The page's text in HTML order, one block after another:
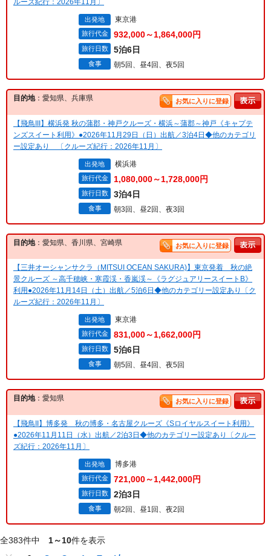
ルーズ紀行：2026年11月〕
出発地 東京港
旅行代金 932,000～1,864,000円
旅行日数 5泊6日
食事 朝5回、昼4回、夜5回
目的地：愛知県、兵庫県 お気に入りに登録
【飛鳥III】横浜発 秋の蒲郡・神戸クルーズ・横浜～蒲郡～神戸《キャプテ
ンズスイート利用》●2026年11月29日（日）出航／3泊4日◆他のカテゴリ
ー設定あり 〔クルーズ紀行：2026年11月〕
出発地 横浜港
旅行代金 1,080,000～1,728,000円
旅行日数 3泊4日
食事 朝3回、昼2回、夜3回
目的地：愛知県、香川県、宮崎県 お気に入りに登録
【三井オーシャンサクラ（MITSUI OCEAN SAKURA)】東京発着 秋の絶
景クルーズ ～高千穂峡・寒霞渓・香嵐渓～《ラグジュアリースイートB》
利用●2026年11月14日（土）出航／5泊6日◆他のカテゴリー設定あり〔ク
ルーズ紀行：2026年11月〕
出発地 東京港
旅行代金 831,000～1,662,000円
旅行日数 5泊6日
食事 朝5回、昼4回、夜5回
目的地：愛知県 お気に入りに登録
【飛鳥II】博多発 秋の博多・名古屋クルーズ《Sロイヤルスイート利用》
●2026年11月11日（水）出航／2泊3日◆他のカテゴリー設定あり〔クルー
ズ紀行：2026年11月〕
出発地 博多港
旅行代金 721,000～1,442,000円
旅行日数 2泊3日
食事 朝2回、昼1回、夜2回
全383件中 1～10件を表示